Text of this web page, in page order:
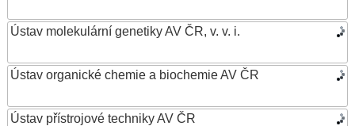
Ústav molekulární genetiky AV ČR, v. v. i.
Ústav organické chemie a biochemie AV ČR
Ústav přístrojové techniky AV ČR